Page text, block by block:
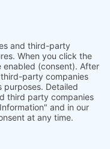
65, 2층, 사이 엔